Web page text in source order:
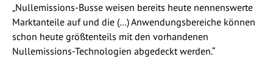
„Nullemissions-Busse weisen bereits heute nennenswerte
Marktanteile auf und die (…) Anwendungsbereiche können
schon heute größtenteils mit den vorhandenen
Nullemissions-Technologien abgedeckt werden.“